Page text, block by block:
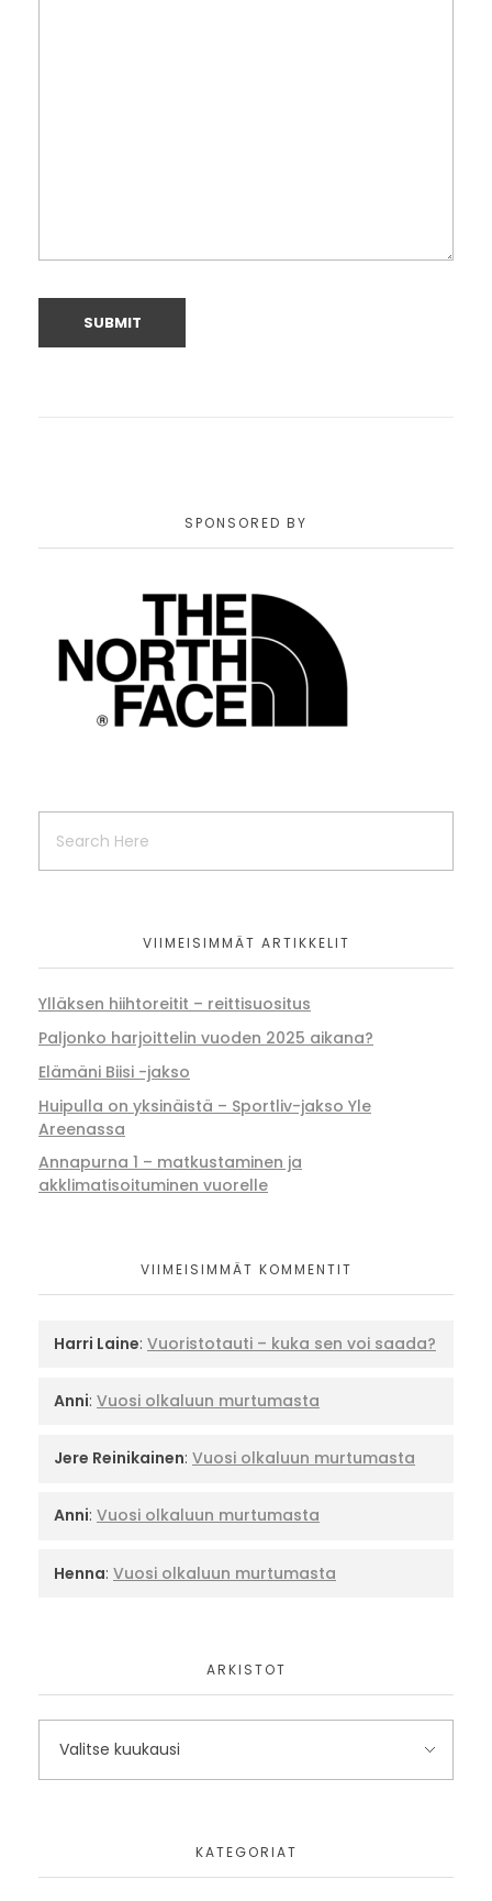
SPONSORED BY
VIIMEISIMMÄT ARTIKKELIT
Ylläksen hiihtoreitit – reittisuositus
Paljonko harjoittelin vuoden 2025 aikana?
Elämäni Biisi -jakso
Huipulla on yksinäistä – Sportliv-jakso Yle
Areenassa
Annapurna 1 – matkustaminen ja
akklimatisoituminen vuorelle
VIIMEISIMMÄT KOMMENTIT
Harri Laine: Vuoristotauti – kuka sen voi saada?
Anni: Vuosi olkaluun murtumasta
Jere Reinikainen: Vuosi olkaluun murtumasta
Anni: Vuosi olkaluun murtumasta
Henna: Vuosi olkaluun murtumasta
ARKISTOT
KATEGORIAT